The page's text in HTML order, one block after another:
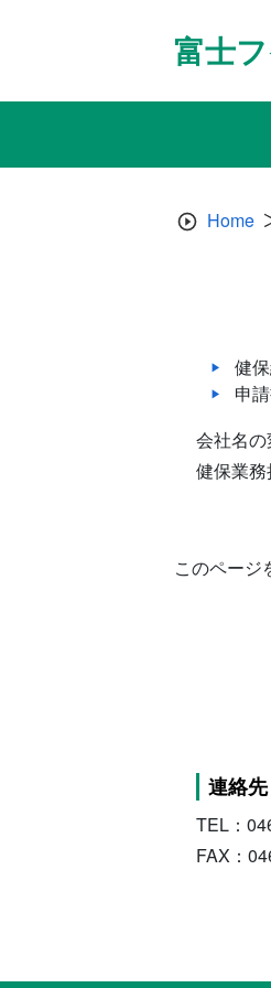
富士
Home
健
申
会社名
健保業務
このページ
連絡先
TEL：
FAX：